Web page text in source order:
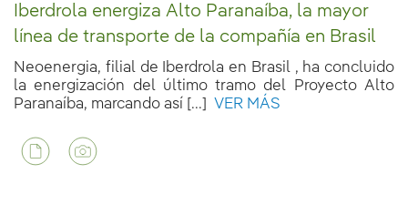
Iberdrola energiza Alto Paranaíba, la mayor
línea de transporte de la compañía en Brasil
Neoenergia, filial de Iberdrola en Brasil , ha concluido
la energización del último tramo del Proyecto Alto
Paranaíba, marcando así [...]
VER MÁS